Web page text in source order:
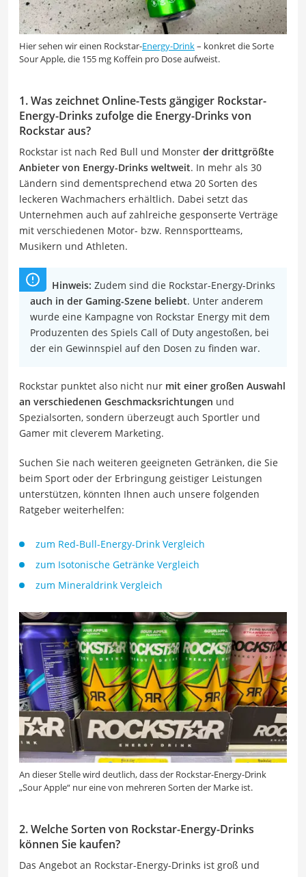
Hier sehen wir einen Rockstar-Energy-Drink– konkret die Sorte
Sour Apple, die 155 mg Koffein pro Dose aufweist.
1. Was zeichnet Online-Tests gängiger Rockstar-
Energy-Drinks zufolge die Energy-Drinks von
Rockstar aus?
Rockstar ist nach Red Bull und Monster der drittgrößte
Anbieter von Energy-Drinks weltweit. In mehr als 30
Ländern sind dementsprechend etwa 20 Sorten des
leckeren Wachmachers erhältlich. Dabei setzt das
Unternehmen auch auf zahlreiche gesponserte Verträge
mit verschiedenen Motor- bzw. Rennsportteams,
Musikern und Athleten.
Hinweis: Zudem sind die Rockstar-Energy-Drinks
auch in der Gaming-Szene beliebt. Unter anderem
wurde eine Kampagne von Rockstar Energy mit dem
Produzenten des Spiels Call of Duty angestoßen, bei
der ein Gewinnspiel auf den Dosen zu finden war.
Rockstar punktet also nicht nur mit einer großen Auswahl
an verschiedenen Geschmacksrichtungen und
Spezialsorten, sondern überzeugt auch Sportler und
Gamer mit cleverem Marketing.
Suchen Sie nach weiteren geeigneten Getränken, die Sie
beim Sport oder der Erbringung geistiger Leistungen
unterstützen, könnten Ihnen auch unsere folgenden
Ratgeber weiterhelfen:
zum Red-Bull-Energy-Drink Vergleich
zum Isotonische Getränke Vergleich
zum Mineraldrink Vergleich
An dieser Stelle wird deutlich, dass der Rockstar-Energy-Drink
„Sour Apple“ nur eine von mehreren Sorten der Marke ist.
2. Welche Sorten von Rockstar-Energy-Drinks
können Sie kaufen?
Das Angebot an Rockstar-Energy-Drinks ist groß und